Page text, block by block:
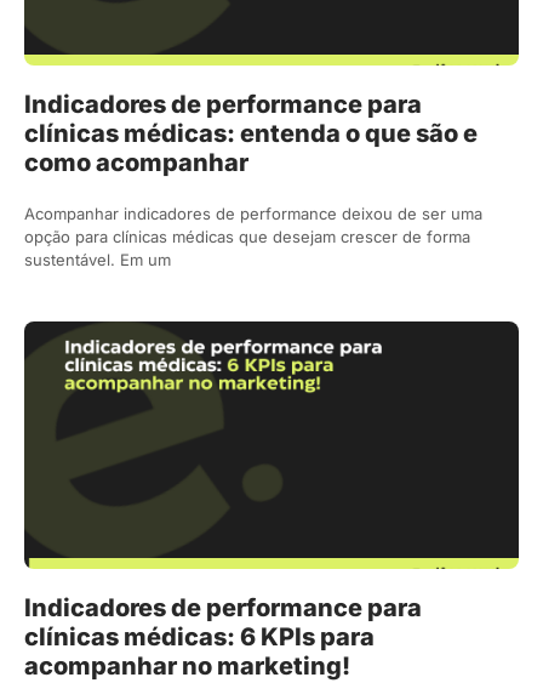
Indicadores de performance para
clínicas médicas: entenda o que são e
como acompanhar
Acompanhar indicadores de performance deixou de ser uma
opção para clínicas médicas que desejam crescer de forma
sustentável. Em um
Indicadores de performance para
clínicas médicas: 6 KPIs para
acompanhar no marketing!